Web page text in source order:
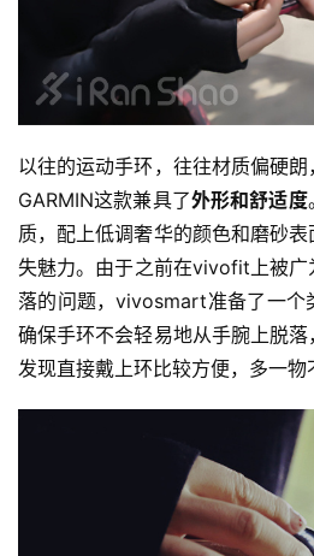
以往的运动手环，往往材质偏硬
GARMIN这款兼具了外形和舒适度
质，配上低调奢华的颜色和磨砂
失魅力。由于之前在vivofit上被广
落的问题，vivosmart准备了一个
确保手环不会轻易地从手腕上脱落
发现直接戴上环比较方便，多一物